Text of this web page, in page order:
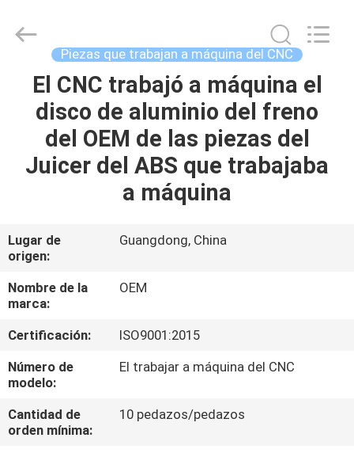
CASA.
PRODUCTOS
NOSOTROS
RECORRIDO
POR
LA
FÁBRICA
CONTROL
Tuofa
Technology
Reserved.
Piezas que trabajan a máquina del CNC
El CNC trabajó a máquina el
disco de aluminio del freno
del OEM de las piezas del
Juicer del ABS que trabajaba
a máquina
Lugar de
origen:
Guangdong, China
Nombre de la
marca:
OEM
Certificación:
ISO9001:2015
Número de
modelo:
El trabajar a máquina del CNC
Cantidad de
orden mínima:
10 pedazos/pedazos